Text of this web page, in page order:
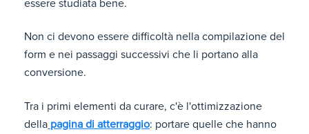
essere studiata bene.
Non ci devono essere difficoltà nella compilazione del
form e nei passaggi successivi che li portano alla
conversione.
Tra i primi elementi da curare, c'è l'ottimizzazione
della pagina di atterraggio: portare quelle che hanno